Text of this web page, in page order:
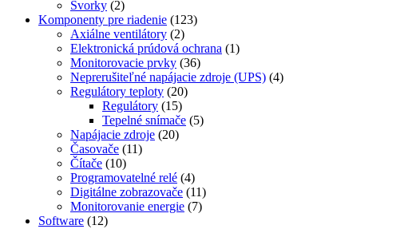
Svorky (2)
Komponenty pre riadenie (123)
Axiálne ventilátory (2)
Elektronická prúdová ochrana (1)
Monitorovacie prvky (36)
Neprerušiteľné napájacie zdroje (UPS) (4)
Regulátory teploty (20)
Regulátory (15)
Tepelné snímače (5)
Napájacie zdroje (20)
Časovače (11)
Čítače (10)
Programovatelné relé (4)
Digitálne zobrazovače (11)
Monitorovanie energie (7)
Software (12)